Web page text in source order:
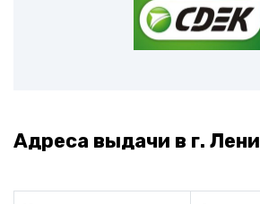
Адреса выдачи в г.